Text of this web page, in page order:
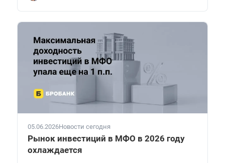
05.06.2026Новости сегодня
Рынок инвестиций в МФО в 2026 году
охлаждается